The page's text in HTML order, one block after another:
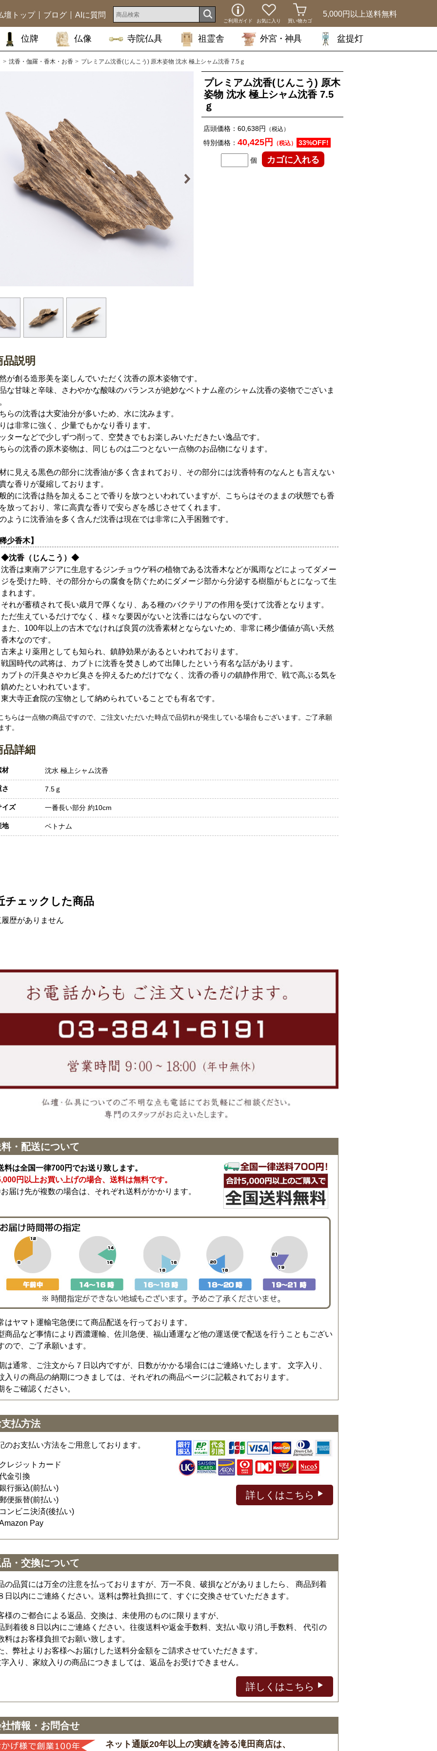
5,000円以上送料無料
ご利用ガイド お気に入り 買い物カゴ
壇トップ ブログ AIに質問
位牌 仏像 寺院仏具 祖霊舎 外宮・神具 盆提灯
沈香・伽羅・香木・お香 プレミアム沈香(じんこう) 原木姿物 沈水 極上シャム沈香 7.5ｇ
プレミアム沈香(じんこう) 原木
姿物 沈水 極上シャム沈香 7.5
ｇ
店頭価格： 60,638円 （税込）
特別価格： 40,425円 （税込） 33%OFF!
個
品説明
が創る造形美を楽しんでいただく沈香の原木姿物です。
な甘味と辛味、さわやかな酸味のバランスが絶妙なベトナム産のシャム沈香の姿物でございま
らの沈香は大変油分が多いため、水に沈みます。
は非常に強く、少量でもかなり香ります。
ターなどで少しずつ削って、空焚きでもお楽しみいただきたい逸品です。
らの沈香の原木姿物は、同じものは二つとない一点物のお品物になります。
に見える黒色の部分に沈香油が多く含まれており、その部分には沈香特有のなんとも言えない
な香りが凝縮しております。
的に沈香は熱を加えることで香りを放つといわれていますが、こちらはそのままの状態でも香
放っており、常に高貴な香りで安らぎを感じさせてくれます。
ように沈香油を多く含んだ沈香は現在では非常に入手困難です。
少香木】
◆沈香（じんこう）◆
沈香は東南アジアに生息するジンチョウゲ科の植物である沈香木などが風雨などによってダメー
ジを受けた時、その部分からの腐食を防ぐためにダメージ部から分泌する樹脂がもとになって生
まれます。
それが蓄積されて長い歳月で厚くなり、ある種のバクテリアの作用を受けて沈香となります。
ただ生えているだけでなく、様々な要因がないと沈香にはならないのです。
また、100年以上の古木でなければ良質の沈香素材とならないため、非常に稀少価値が高い天然
香木なのです。
古来より薬用としても知られ、鎮静効果があるといわれております。
戦国時代の武将は、カブトに沈香を焚きしめて出陣したという有名な話があります。
カブトの汗臭さやカビ臭さを抑えるためだけでなく、沈香の香りの鎮静作用で、戦で高ぶる気を
鎮めたといわれています。
東大寺正倉院の宝物として納められていることでも有名です。
ちらは一点物の商品ですので、ご注文いただいた時点で品切れが発生している場合もございます。ご了承願
す。
品詳細
材 沈水 極上シャム沈香
さ 7.5ｇ
イズ 一番長い部分 約10cm
地 ベトナム
チェックした商品
歴がありません
・配送について
料は全国一律700円でお送り致します。
円以上お買い上げの場合、送料は無料です。
届け先が複数の場合は、それぞれ送料がかかります。
はヤマト運輸宅急便にて商品配送を行っております。
商品など事情により西濃運輸、佐川急便、福山通運など他の運送便で配送を行うこともござい
ので、ご了承願います。
は通常、ご注文から７日以内ですが、日数がかかる場合にはご連絡いたします。 文字入り、
入りの商品の納期につきましては、それぞれの商品ページに記載されております。
をご確認ください。
払方法
のお支払い方法をご用意しております。
レジットカード
金引換
行振込(前払い)
便振替(前払い)
ンビニ決済(後払い)
Pay
詳しくはこちら
・交換について
の品質には万全の注意を払っておりますが、万一不良、破損などがありましたら、 商品到着
日以内にご連絡ください。送料は弊社負担にて、すぐに交換させていただきます。
様のご都合による返品、交換は、未使用のものに限りますが、
到着後８日以内にご連絡ください。往復送料や返金手数料、支払い取り消し手数料、 代引の
料はお客様負担でお願い致します。
、弊社よりお客様へお届けした送料分金額をご請求させていただきます。
入り、家紋入りの商品につきましては、返品をお受けできません。
詳しくはこちら
情報・お問合せ
ネット通販20年以上の実績を誇る滝田商店は、